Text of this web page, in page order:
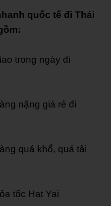
quốc tế đi Thái
trong ngày đi
nặng giá rẻ đi
quá khổ, quá tải
tốc Hat Yai